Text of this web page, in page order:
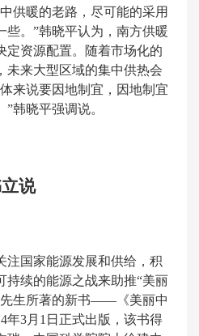
供暖的老路，尽可能的采用
些。”韩晓平认为，南方供暖
定资源配置。随着市场化的
未来大型区域的集中供热会
来说要因地制宜，因地制宜
韩晓平强调说。
说
注国家能源发展和供给，积
持续的能源之战来助推“美丽
先生所著的新书——《美丽中
年3月1日正式出版，该书得